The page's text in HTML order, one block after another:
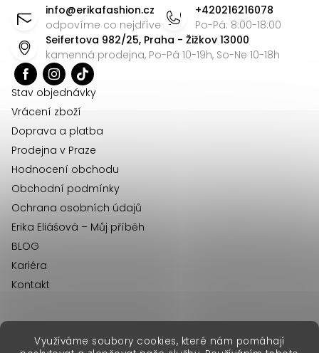
Využíváme soubory cookies, které nám pomáhají
info@erikafashion.cz
odpovíme co nejdříve
+420216216078
Po-Pá: 8:00-18:00
Seifertova 982/25, Praha - Žižkov 13000
kamenná prodejna, Po-Pá 10-19h, So-Ne 10-18h
Stav objednávky
Vrácení zboží
Doprava a platba
Prodejna v Praze
Hodnocení obchodu
Obchodní podmínky
Ochrana osobních údajů
Erika Eliášová – Můj příběh
BLOG
Kariéra
Kontakt
erikafashion.sk